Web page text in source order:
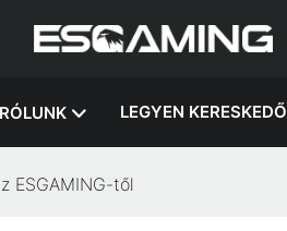
RÓLUNK LEGYEN KERESKEDŐ
ESGAMING-től